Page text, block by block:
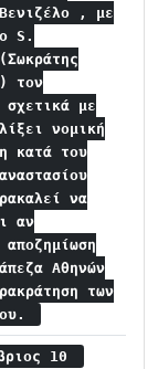
, με
S.
τον
σχετικά με
νομική
κατά του
να
αν
αποζημίωση
Αθηνών
των
10